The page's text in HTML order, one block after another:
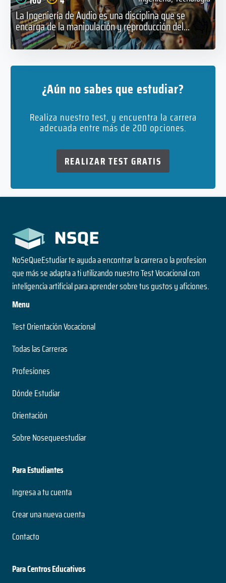
La Ingeniería de Audio es una disciplina que se
encarga de la manipulación y reproducción del...
¿Aún no sabes que estudiar?
Realiza nuestro test, y encuentra la carrera
adecuada entre más de 200 opciones.
REALIZAR TEST GRATIS
NoSeQueEstudiar te ayuda a encontrar la carrera o la profesion
que más se adapta a ti utilizando nuestro Test Vocacional con
inteligencia artificial para aprender sobre tus gustos y aficiones.
Menu
Test Orientación Vocacional
Todas las Carreras
Profesiones
Dónde Estudiar
Orientación
Sobre Nosequeestudiar
Para Estudiantes
Ingresa a tu cuenta
Crear una nueva cuenta
Contacto
Para Centros Educativos